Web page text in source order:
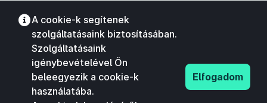
A cookie-k segítenek
szolgáltatásaink biztosításában.
Szolgáltatásaink
igénybevételével Ön
beleegyezik a cookie-k
használatába.
Elfogadom